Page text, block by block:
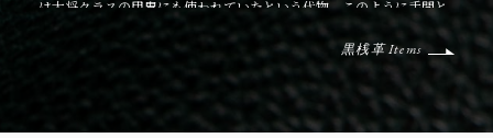
は大将クラスの甲冑にも使われていたという代物。このように手間と
時間を要して完成する「姫路黒桟革」は、専門の職人でも月に20枚程
度しか作れない大変希少な素材になっています。
黒桟革 Items